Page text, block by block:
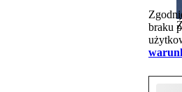
braku